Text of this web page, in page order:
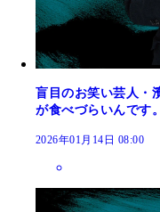
盲目のお笑い芸人・
が食べづらいんです
2026年01月14日 08:00